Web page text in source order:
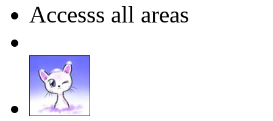
Accesss all areas